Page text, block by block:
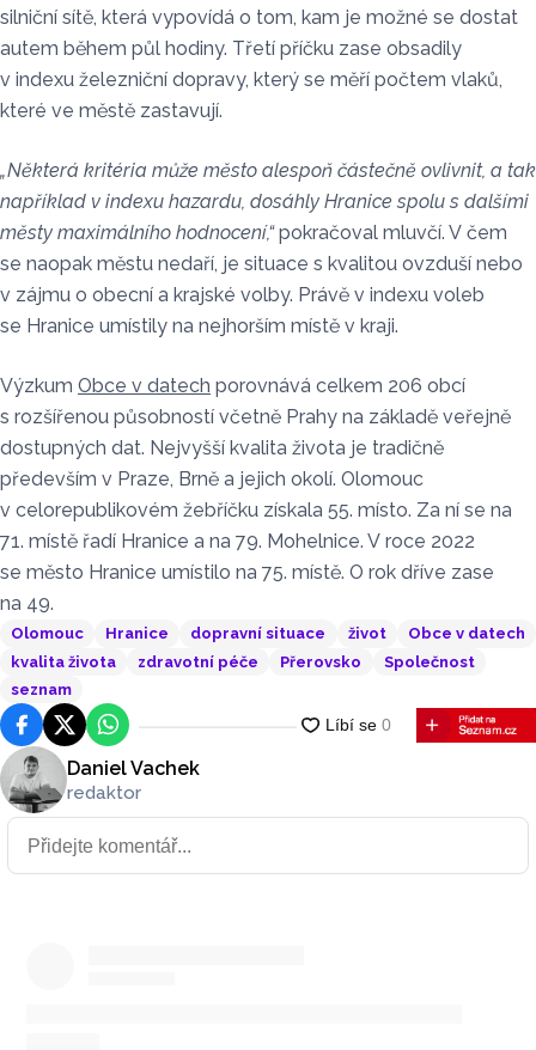
silniční sítě, která vypovídá o tom, kam je možné se dostat
autem během půl hodiny. Třetí příčku zase obsadily
v indexu železniční dopravy, který se měří počtem vlaků,
které ve městě zastavují.
„Některá kritéria může město alespoň částečně ovlivnit, a tak
například v indexu hazardu, dosáhly Hranice spolu s dalšími
městy maximálního hodnocení,“pokračoval mluvčí. V čem
se naopak městu nedaří, je situace s kvalitou ovzduší nebo
v zájmu o obecní a krajské volby. Právě v indexu voleb
se Hranice umístily na nejhorším místě v kraji.
Výzkum Obce v datech porovnává celkem 206 obcí
s rozšířenou působností včetně Prahy na základě veřejně
dostupných dat. Nejvyšší kvalita života je tradičně
především v Praze, Brně a jejich okolí. Olomouc
v celorepublikovém žebříčku získala 55. místo. Za ní se na
71. místě řadí Hranice a na 79. Mohelnice. V roce 2022
se město Hranice umístilo na 75. místě. O rok dříve zase
na 49.
Olomouc Hranice dopravní situace život
Obce v datech
kvalita života
zdravotní péče Přerovsko
Společnost
seznam
FacebookPlatforma X
WhatsApp
Daniel Vachek
redaktor